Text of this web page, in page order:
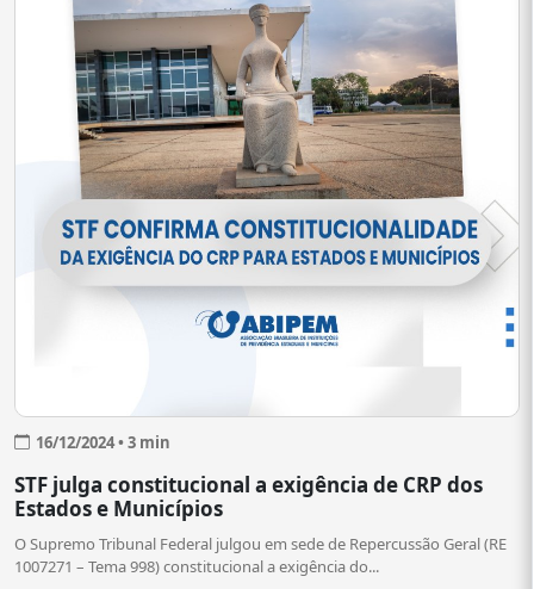
16/12/2024 • 3 min
STF julga constitucional a exigência de CRP dos
Estados e Municípios
O Supremo Tribunal Federal julgou em sede de Repercussão Geral (RE
1007271 – Tema 998) constitucional a exigência do...